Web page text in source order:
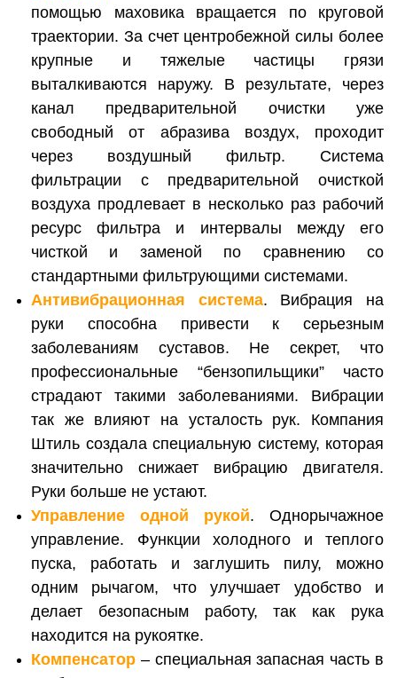
помощью маховика вращается по круговой
траектории. За счет центробежной силы более
крупные и тяжелые частицы грязи
выталкиваются наружу. В результате, через
канал предварительной очистки уже
свободный от абразива воздух, проходит
через воздушный фильтр. Система
фильтрации с предварительной очисткой
воздуха продлевает в несколько раз рабочий
ресурс фильтра и интервалы между его
чисткой и заменой по сравнению со
стандартными фильтрующими системами.
Антивибрационная система. Вибрация на
руки способна привести к серьезным
заболеваниям суставов. Не секрет, что
профессиональные “бензопильщики” часто
страдают такими заболеваниями. Вибрации
так же влияют на усталость рук. Компания
Штиль создала специальную систему, которая
значительно снижает вибрацию двигателя.
Руки больше не устают.
Управление одной рукой. Однорычажное
управление. Функции холодного и теплого
пуска, работать и заглушить пилу, можно
одним рычагом, что улучшает удобство и
делает безопасным работу, так как рука
находится на рукоятке.
Компенсатор – специальная запасная часть в